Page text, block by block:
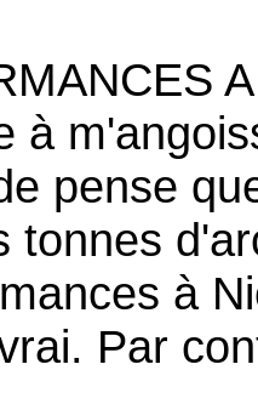
à
pense
tonnes
à
Par